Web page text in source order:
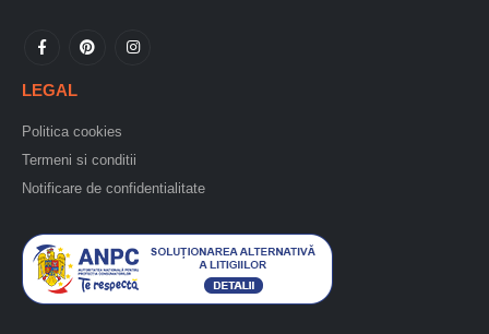
LEGAL
Politica cookies
Termeni si conditii
Notificare de confidentialitate